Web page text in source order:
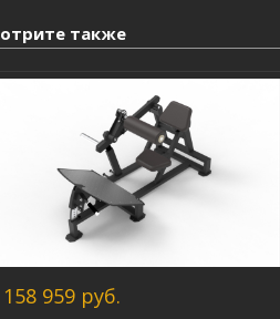
также
158 959 руб.